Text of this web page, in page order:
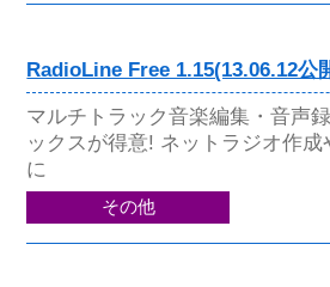
RadioLine Free 1.15(13.06.12公
マルチトラック音楽編集・音声
ックスが得意! ネットラジオ作
に
その他